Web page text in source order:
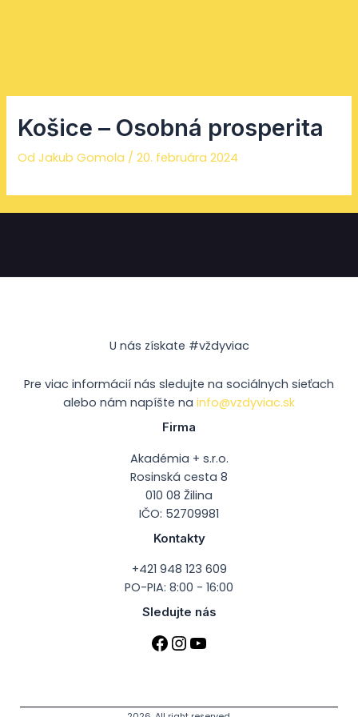
Košice – Osobná prosperita
Od Jakub Gomola /20. februára 2024
U nás získate #vždyviac
Pre viac informácií nás sledujte na sociálnych sieťach
alebo nám napíšte na info@vzdyviac.sk
Firma
Akadémia + s.r.o.
Rosinská cesta 8
010 08 Žilina
IČO: 52709981
Kontakty
+421 948 123 609
PO-PIA: 8:00 - 16:00
Sledujte nás